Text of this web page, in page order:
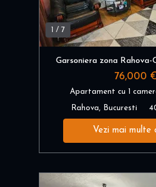
1 / 7
Garsoniera zona
76,000
Apartament cu 1
Rahova, Bucuresti
Vezi mai multe